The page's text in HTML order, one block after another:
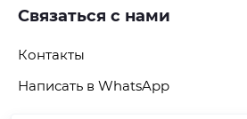
Связаться с нами
Контакты
Написать в WhatsApp